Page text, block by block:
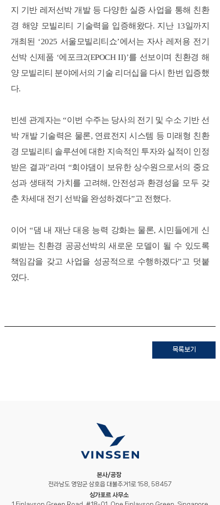
지 기반 레저선박 개발 등 다양한 실증 사업을 통해 친환
경 해양 모빌리티 기술력을 입증해왔다. 지난 13일까지
개최된 ‘2025 서울모빌리티쇼’에서는 자사 레저용 전기
선박 신제품 ‘에포크2(EPOCH II)’를 선보이며 친환경 해
양 모빌리티 분야에서의 기술 리더십을 다시 한번 입증했
다.
빈센 관계자는 “이번 수주는 당사의 전기 및 수소 기반 선
박 개발 기술력은 물론, 연료전지 시스템 등 미래형 친환
경 모빌리티 솔루션에 대한 지속적인 투자와 실적이 인정
받은 결과”라며 “회야댐이 보유한 상수원으로서의 중요
성과 생태적 가치를 고려해, 안전성과 환경성을 모두 갖
춘 차세대 전기 선박을 완성하겠다”고 전했다.
이어 “댐 내 재난 대응 능력 강화는 물론, 시민들에게 신
뢰받는 친환경 공공선박의 새로운 모델이 될 수 있도록
책임감을 갖고 사업을 성공적으로 수행하겠다”고 덧붙
였다.
목록보기
본사/공장
전라남도 영암군 삼호읍 대불주거1로 158, 58457
싱가포르 사무소